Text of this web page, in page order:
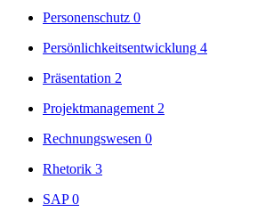
Personenschutz 0
Persönlichkeitsentwicklung 4
Präsentation 2
Projektmanagement 2
Rechnungswesen 0
Rhetorik 3
SAP0